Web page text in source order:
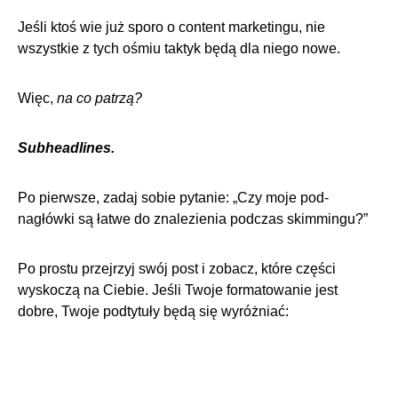
Jeśli ktoś wie już sporo o content marketingu, nie
wszystkie z tych ośmiu taktyk będą dla niego nowe.
Więc, na co patrzą?
Subheadlines.
Po pierwsze, zadaj sobie pytanie: „Czy moje pod-
nagłówki są łatwe do znalezienia podczas skimmingu?”
Po prostu przejrzyj swój post i zobacz, które części
wyskoczą na Ciebie. Jeśli Twoje formatowanie jest
dobre, Twoje podtytuły będą się wyróżniać: